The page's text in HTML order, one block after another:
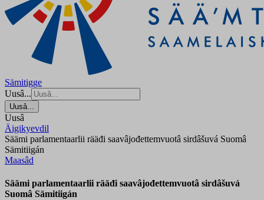
Sämitigge
Uusâ...
Uusâ...
Uusâ
Äigikyevdil
Säämi parlamentaarlii rääđi saavâjođettemvuotâ sirdâšuvá Suomâ
Sämitiigán
Maasâd
Säämi parlamentaarlii rääđi saavâjođettemvuotâ sirdâšuvá
Suomâ Sämitiigán